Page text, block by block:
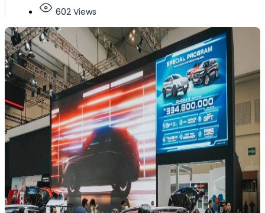
602 Views